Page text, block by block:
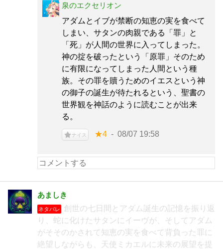
泉のエクセリオン
アダムとイブが禁断の知恵の実を食べて
しまい、サタンの肉親である「罪」と
「死」が人間の世界に入ってしまった。
神の掟を破ったという「原罪」そのため
に有限になってしまった人間という種
族。その罪を贖うためのイエスという神
の御子の誕生が待たれるという、聖書の
世界観を神話のように読むことが出来
る。
ナイス ★4 08/07 19:58
あましき
ネタバレ
創世の七日間とアダム誕生の記憶を振り返
り、蛇に化けたサタンにイーヴが、そしてアダム
がそそのかされて知恵の実を食べて背負った罪に
絶望しながらも、天使ミカエルに未来の展望を提